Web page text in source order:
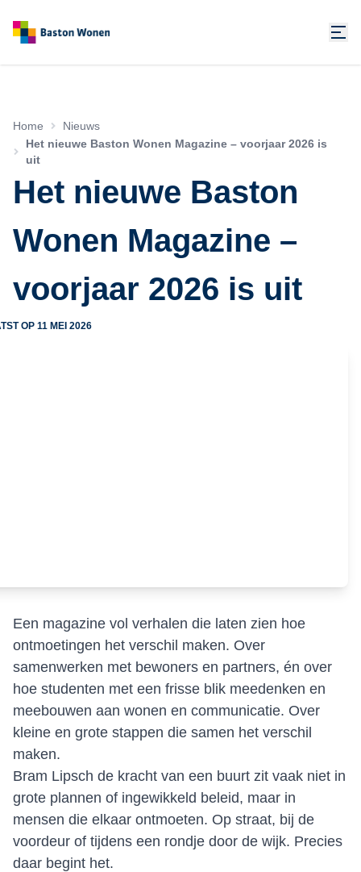
Home
Nieuws
Het nieuwe Baston Wonen Magazine – voorjaar 2026 is
uit
Het nieuwe Baston
Wonen Magazine –
voorjaar 2026 is uit
OP 11 MEI 2026
Een magazine vol verhalen die laten zien hoe
ontmoetingen het verschil maken. Over
samenwerken met bewoners en partners, én over
hoe studenten met een frisse blik meedenken en
meebouwen aan wonen en communicatie. Over
kleine en grote stappen die samen het verschil
maken.
Bram Lipsch de kracht van een buurt zit vaak niet in
grote plannen of ingewikkeld beleid, maar in
mensen die elkaar ontmoeten. Op straat, bij de
voordeur of tijdens een rondje door de wijk. Precies
daar begint het.